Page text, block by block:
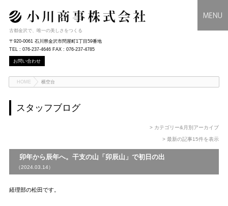
古都金沢で、唯一の美しさをつくる
〒920-0061 石川県金沢市問屋町1丁目59番地
TEL : 076-237-4646 FAX : 076-237-4785
お問い合わせ
HOME 横空台
スタッフブログ
> カテゴリー&月別アーカイブ
> 最新の記事15件を表示
卯年から辰年へ。干支の山「卯辰山」で初日の出
（2024.03.14）
経理部の松田です。